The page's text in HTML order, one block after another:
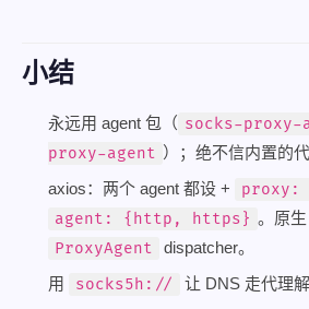
小结
永远用 agent 包（ socks-proxy-
proxy-agent ）；绝不信内置的代
axios：两个 agent 都设 +
proxy:
agent: {http, https} 。原
ProxyAgent
dispatcher。
用
socks5h://
让 DNS 走代理